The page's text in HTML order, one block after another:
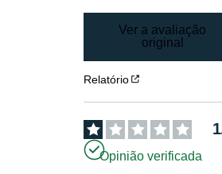
Ver a avaliação
original
Relatório
1
Opinião verificada